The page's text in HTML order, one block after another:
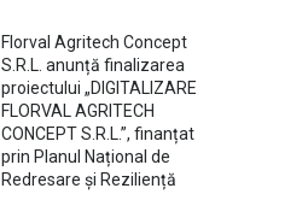
Florval Agritech Concept
S.R.L. anunță finalizarea
proiectului „DIGITALIZARE
FLORVAL AGRITECH
CONCEPT S.R.L.”, finanțat
prin Planul Național de
Redresare și Reziliență